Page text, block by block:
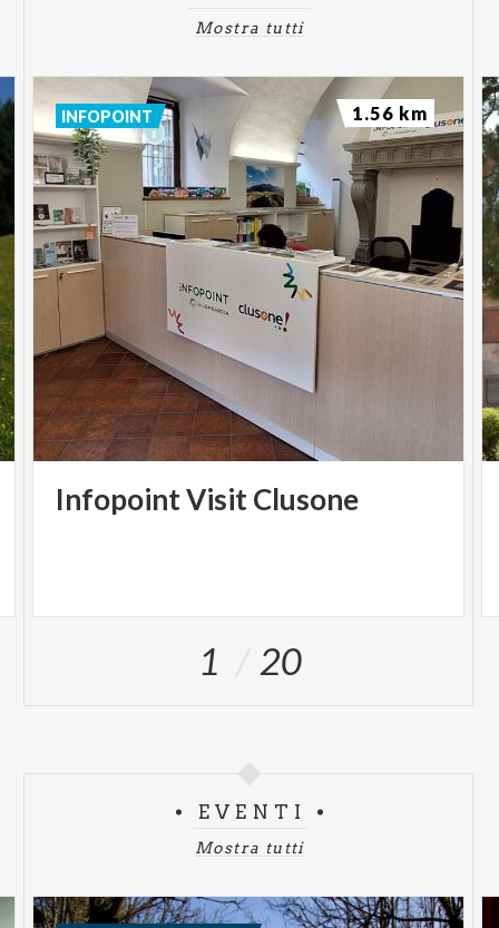
Mostra tutti
InfopointVisitClusone
INFOPOINT 1.56 km
1 20
EVENTI
Mostra tutti